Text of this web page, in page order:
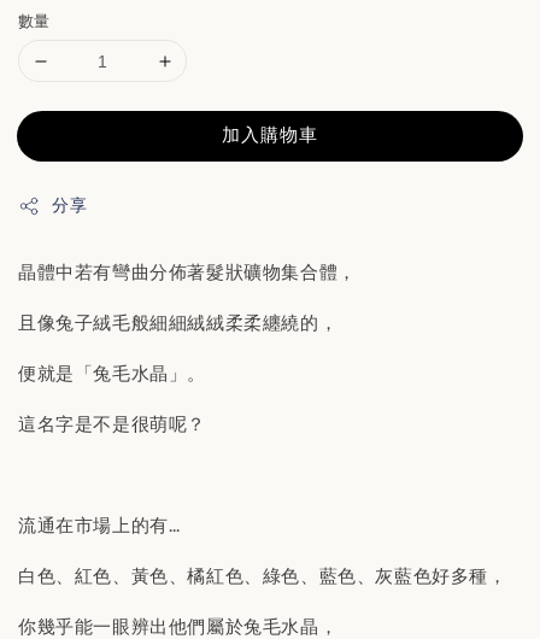
數量
加入購物車
分享
晶體中若有彎曲分佈著髮狀礦物集合體，
且像兔子絨毛般細細絨絨柔柔纏繞的，
便就是「兔毛水晶」。
這名字是不是很萌呢？
流通在市場上的有…
白色、紅色、黃色、橘紅色、綠色、藍色、灰藍色好多種，
你幾乎能一眼辨出他們屬於兔毛水晶，